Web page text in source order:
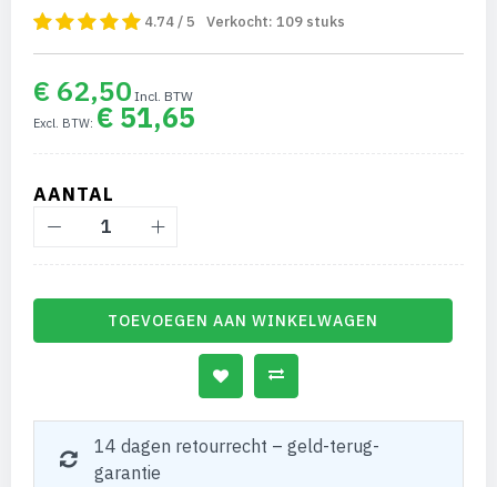
4.74 / 5 Verkocht: 109 stuks
€ 62,50
€ 51,65
AANTAL
TOEVOEGEN AAN WINKELWAGEN
14 dagen retourrecht – geld-terug-
garantie